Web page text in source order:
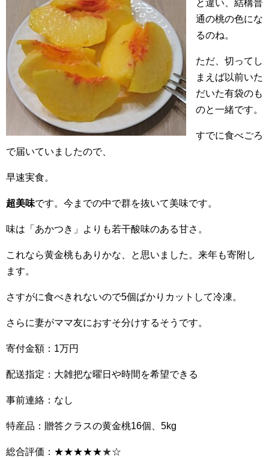
と違い、結構普
通の桃の色にな
るのね。
ただ、切ってし
まえば以前いた
だいた有袋のも
のと一緒です。
すでに食べごろ
で届いていましたので、
早速実食。
超美味です。今までの中で群を抜いて美味です。
味は「あかつき」よりも若干酸味のある甘さ。
これなら黄金桃もありかな、と思いました。来年も寄附し
ます。
さすがに食べきれないので5個ばかりカットして冷凍。
さらに妻がママ友におすそ分けするそうです。
寄付金額：1万円
配送指定：大雑把な曜日や時間を希望できる
事前連絡：なし
特産品：贈答クラスの黄金桃16個、5kg
総合評価：★★★★★★☆